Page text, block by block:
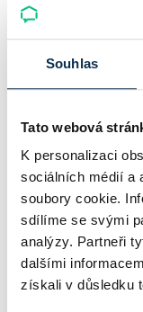
Souhlas
Tato webová
K personalizaci
sociálních médií a
soubory cookie.
sdílíme se svými
analýzy. Partneři
dalšími
získali v důsledku
Komerční
neznamená
klesl zisk na 8,5
rostly úvěry a…
Pavel Pohanka|